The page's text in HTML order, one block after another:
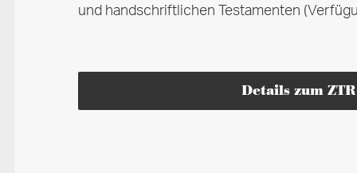
und handschriftlichen Testamenten
Details zum ZTR